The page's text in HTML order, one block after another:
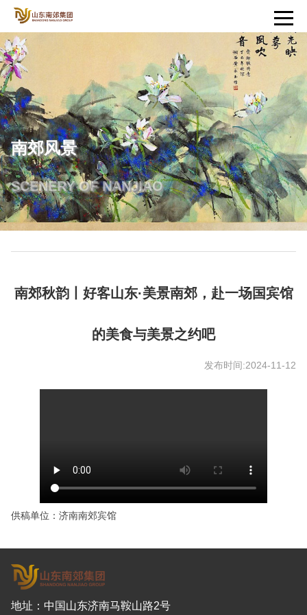
南郊风景
SCENERY OF NANJIAO
南郊秋韵丨好客山东·美景南郊，赴一场国宾馆
的美食与美景之约吧
发布时间:2024-11-12
供稿单位：济南南郊宾馆
地址：中国山东济南马鞍山路2号